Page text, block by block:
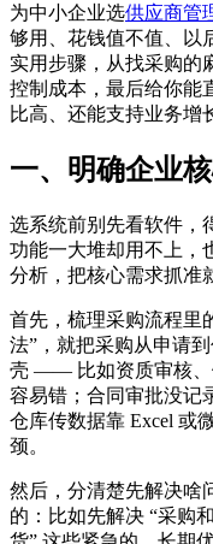
为中小企业选供应商管
够用、花钱值不值、以
实用步骤，从找采购的
控制成本，最后给你能
比高、还能支持业务增
一、明确企业
选系统前别先看软件，
功能一大堆却用不上，
分析，把核心需求抓准
首先，梳理采购流程里
法”，就把采购从申请
壳 —— 比如资质审核、
容易错；合同审批没记
仓库传数据靠 Excel 或
颈。
然后，分清楚先解决啥
的：比如先解决 “采购